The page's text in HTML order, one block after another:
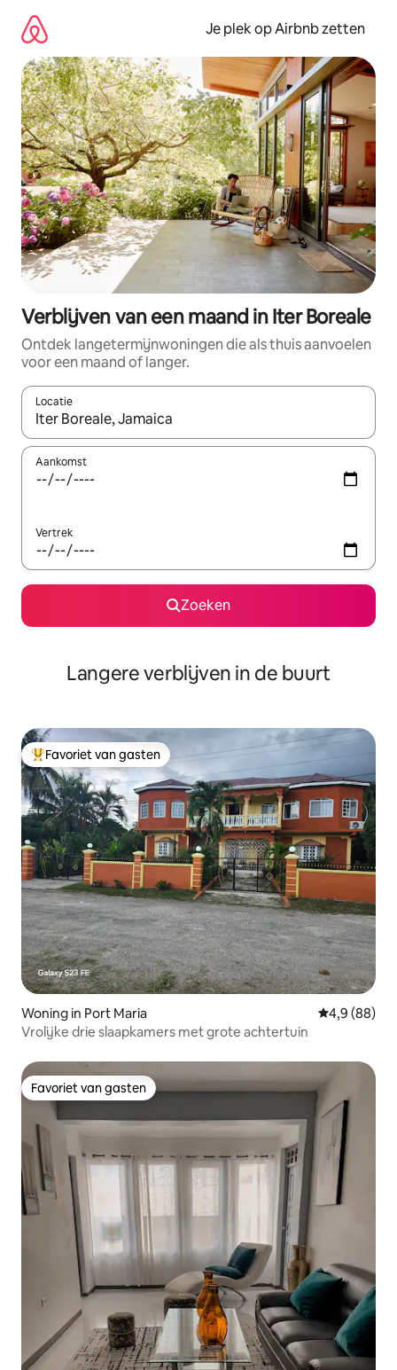
direct
naar
inhoud
Je plek op Airbnb zetten
Verblijven van een maand in Iter Boreale
Ontdek langetermijnwoningen die als thuis aanvoelen
voor een maand of langer.
Locatie
Wanneer er resultaten beschikbaar zijn, maak je een keuze
Aankomst
Vertrek
Zoeken
Langere verblijven in de buurt
Topfavoriet van gasten
Favoriet van gasten
Woning in Port Maria Gemiddelde
4,9 (88)
Vrolijke drie slaapkamers met grote achtertuin
Favoriet van gasten
Favoriet van gasten